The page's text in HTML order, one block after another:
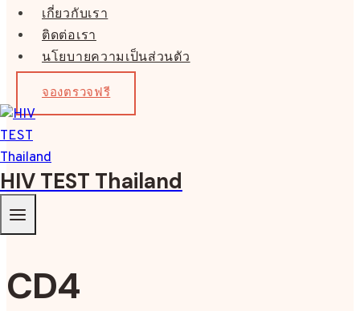
เกี่ยวกับเรา
ติดต่อเรา
นโยบายความเป็นส่วนตัว
จองตรวจฟรี
HIV TEST Thailand
CD4